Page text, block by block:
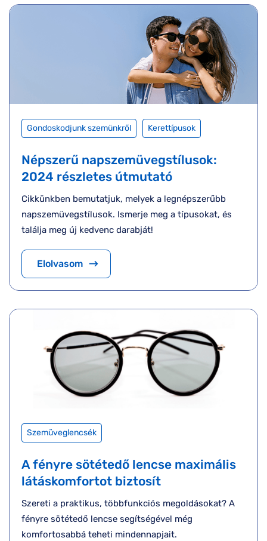
Gondoskodjunk szemünkről Kerettípusok
Népszerű napszemüvegstílusok:
2024 részletes útmutató
Cikkünkben bemutatjuk, melyek a legnépszerűbb
napszemüvegstílusok. Ismerje meg a típusokat, és
találja meg új kedvenc darabját!
Elolvasom
Szemüveglencsék
A fényre sötétedő lencse maximális
látáskomfortot biztosít
Szereti a praktikus, többfunkciós megoldásokat? A
fényre sötétedő lencse segítségével még
komfortosabbá teheti mindennapjait.